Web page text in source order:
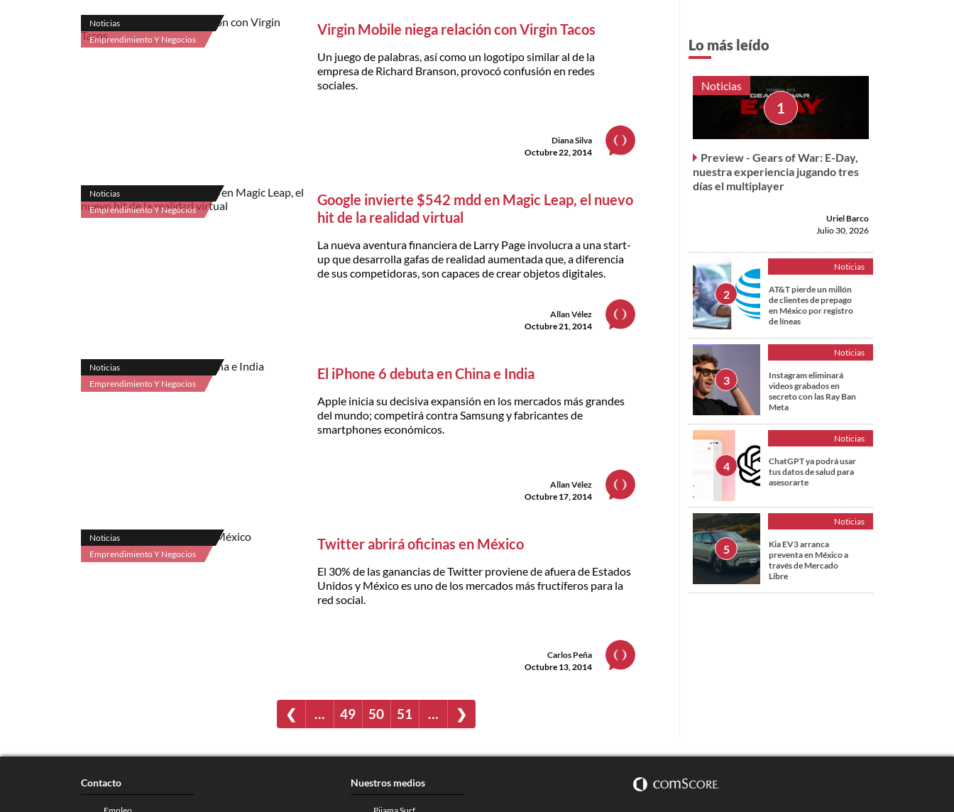
Noticias
Emprendimiento Y Negocios
Virgin Mobile niega relación con Virgin Tacos
Un juego de palabras, así como un logotipo similar al de la
empresa de Richard Branson, provocó confusión en redes
sociales.
Diana Silva
Octubre 22, 2014
Noticias
Emprendimiento Y Negocios
Google invierte $542 mdd en Magic Leap, el nuevo
hit de la realidad virtual
La nueva aventura financiera de Larry Page involucra a una start-
up que desarrolla gafas de realidad aumentada que, a diferencia
de sus competidoras, son capaces de crear objetos digitales.
Allan Vélez
Octubre 21, 2014
Noticias
Emprendimiento Y Negocios
El iPhone 6 debuta en China e India
Apple inicia su decisiva expansión en los mercados más grandes
del mundo; competirá contra Samsung y fabricantes de
smartphones económicos.
Allan Vélez
Octubre 17, 2014
Noticias
Emprendimiento Y Negocios
Twitter abrirá oficinas en México
El 30% de las ganancias de Twitter proviene de afuera de Estados
Unidos y México es uno de los mercados más fructíferos para la
red social.
Carlos Peña
Octubre 13, 2014
❮ … 49 50 51 … ❯
Lo más leído
Noticias
Preview - Gears of War: E-Day,
nuestra experiencia jugando tres
días el multiplayer
Uriel Barco
Julio 30, 2026
Noticias
AT&T pierde un millón
de clientes de prepago
en México por registro
de líneas
Noticias
Instagram eliminará
videos grabados en
secreto con las Ray Ban
Meta
Noticias
ChatGPT ya podrá usar
tus datos de salud para
asesorarte
Noticias
Kia EV3 arranca
preventa en México a
través de Mercado
Libre
Contacto Nuestros medios